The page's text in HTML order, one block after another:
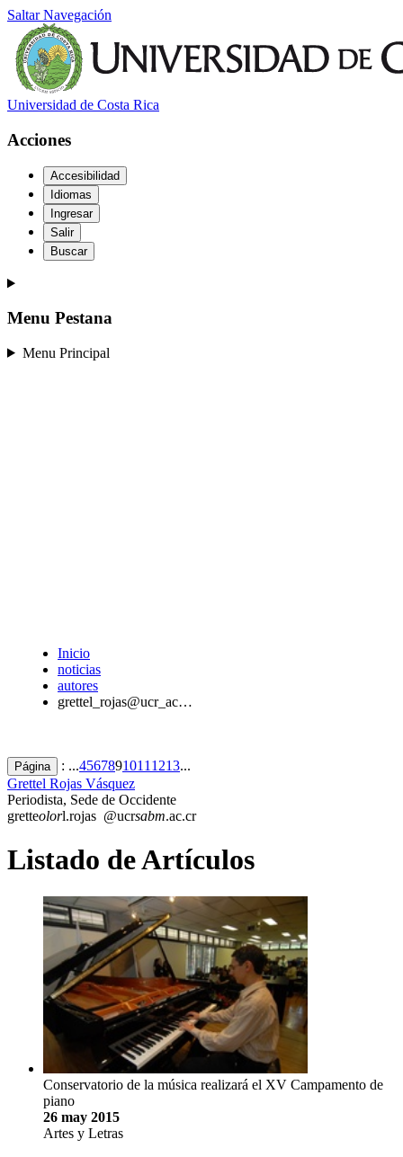
Saltar Navegación
Universidad de Costa Rica
Acciones
Accesibilidad
Idiomas
Ingresar
Salir
Buscar
Menu Pestana
Menu Principal
Inicio
noticias
autores
grettel_rojas@ucr_ac…
Página : ...4567891011 1213...
Grettel Rojas Vásquez
Periodista, Sede de Occidente
gretteolorl.rojas @ucrsabm.ac.cr
Listado de Artículos
Conservatorio de la música realizará el XV Campamento de
piano
26 may 2015
Artes y Letras